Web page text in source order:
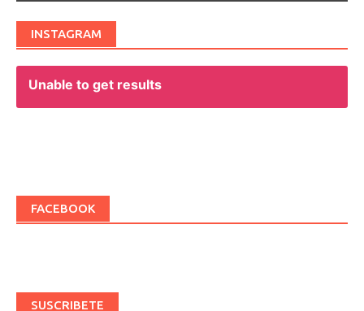
INSTAGRAM
Unable to get results
FACEBOOK
SUSCRIBETE